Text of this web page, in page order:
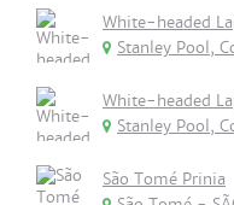
White-headed
Stanley Pool,
White-headed
Stanley Pool,
São Tomé Prinia